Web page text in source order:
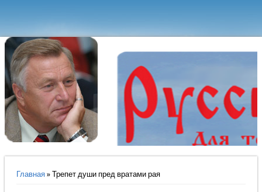
Вы здесь
Главная» Трепет души пред вратами рая